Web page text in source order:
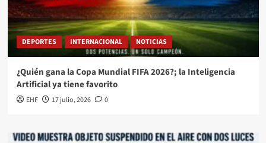
DEPORTES INTERNACIONAL NOTICIAS
¿Quién gana la Copa Mundial FIFA 2026?; la Inteligencia
Artificial ya tiene favorito
EHF 17 julio, 2026 0